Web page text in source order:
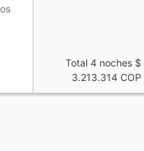
Total 4 noches $
3.213.314COP